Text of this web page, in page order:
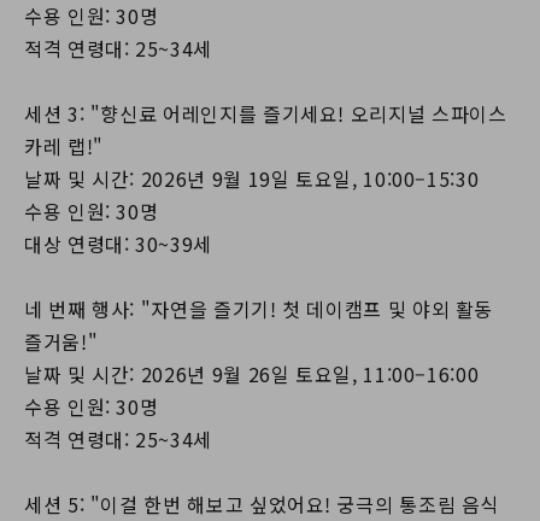
수용 인원: 30명
적격 연령대: 25~34세
세션 3: "향신료 어레인지를 즐기세요! 오리지널 스파이스
카레 랩!"
날짜 및 시간: 2026년 9월 19일 토요일, 10:00–15:30
수용 인원: 30명
대상 연령대: 30~39세
네 번째 행사: "자연을 즐기기! 첫 데이캠프 및 야외 활동
즐거움!"
날짜 및 시간: 2026년 9월 26일 토요일, 11:00–16:00
수용 인원: 30명
적격 연령대: 25~34세
세션 5: "이걸 한번 해보고 싶었어요! 궁극의 통조림 음식